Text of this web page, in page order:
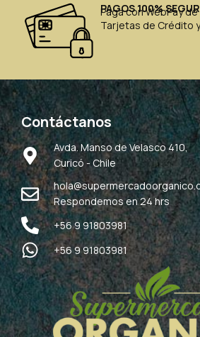
PAGOS 100%
Paga con WebPay
Tarjetas de Crédito
Contáctanos
Avda. Manso de Velasco 410,
Curicó - Chile
Respondemos en 24 hrs
+56 9 91803981
+56 9 91803981